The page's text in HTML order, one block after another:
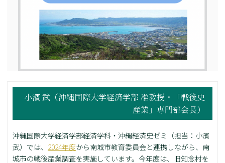
小濱 武（沖縄国際大学経済学部 准教授・「戦後史
産業」専門部会長）
沖縄国際大学経済学部経済学科・沖縄経済史ゼミ（担当：小濱
武）では、 2024年度から南城市教育委員会と連携しながら、南
城市の戦後産業調査を実施しています。今年度は、旧知念村を